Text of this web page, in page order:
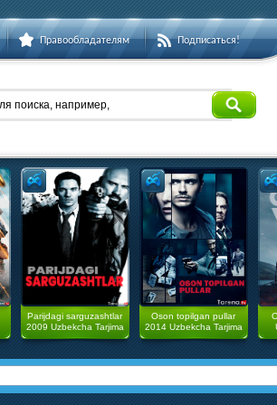
Правообладателям Подписаться!
поиска, например,
Parijdagi sarguzashtlar
2009 Uzbekcha Tarjima
Oson topilgan pullar
2014 Uzbekcha Tarjima